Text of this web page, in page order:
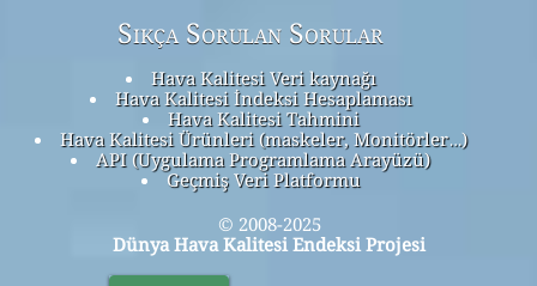
Sıkça Sorulan Sorular
Hava Kalitesi Veri kaynağı
Hava Kalitesi İndeksi Hesaplaması
Hava Kalitesi Tahmini
Hava Kalitesi Ürünleri (maskeler, Monitörler…)
API (Uygulama Programlama Arayüzü)
Geçmiş Veri Platformu
© 2008-2025
Dünya Hava Kalitesi Endeksi Projesi